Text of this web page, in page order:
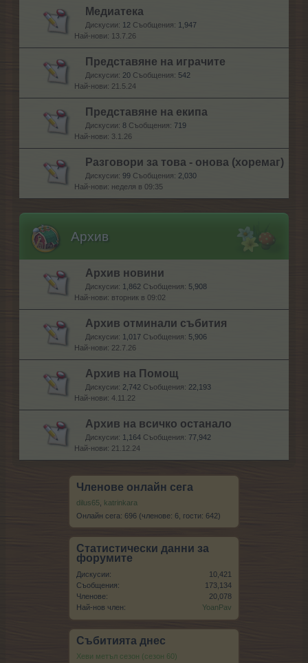
Медиатека
Дискусии: 12 Съобщения: 1,947
13.7.26
Представяне на играчите
Дискусии: 20 Съобщения: 542
21.5.24
Представяне на екипа
Дискусии: 8 Съобщения: 719
3.1.26
Разговори за това - онова (хоремаг)
Дискусии: 99 Съобщения: 2,030
неделя в 09:35
Архив
Архив новини
Дискусии: 1,862 Съобщения: 5,908
вторник в 09:02
Архив отминали събития
Дискусии: 1,017 Съобщения: 5,906
22.7.26
Архив на Помощ
Дискусии: 2,742 Съобщения: 22,193
4.11.22
Архив на всичко останало
Дискусии: 1,164 Съобщения: 77,942
21.12.24
Членове онлайн сега
dilus65 katrinkara
Онлайн сега: 696 (членове: 6, гости: 642)
Статистически данни за
форумите
Дискусии:
10,421
Съобщения:
173,134
Членове:
20,078
Най-нов член:
YoanPav
Събитията днес
Хеви метъл сезон (сезон 60)